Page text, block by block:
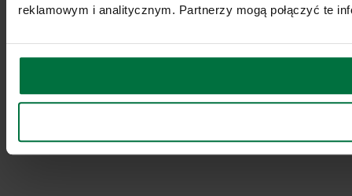
reklamowym i analitycznym. Partnerzy mogą połączyć te